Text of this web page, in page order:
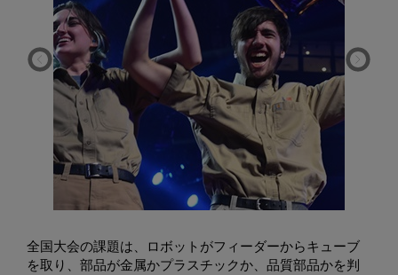
全国大会の課題は、ロボットがフィーダーからキューブ
を取り、部品が金属かプラスチックか、品質部品かを判